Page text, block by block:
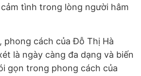
tình trong lòng người hâm
phong cách của Đỗ Thị Hà
là ngày càng đa dạng và biến
gọn trong phong cách của